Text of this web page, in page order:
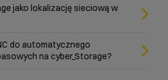
jako lokalizację sieciową w
do automatycznego
na cyber_Storage?